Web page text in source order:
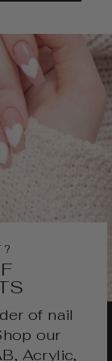
of nail
our
Acrylic,